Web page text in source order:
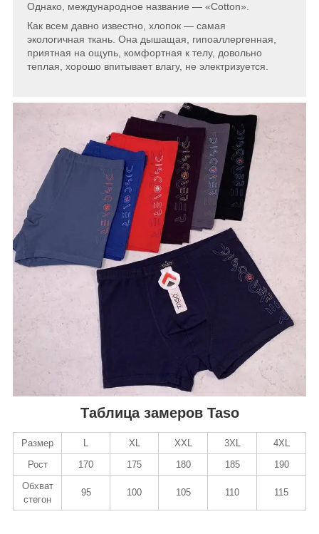
Однако, международное название — «Cotton».
Как всем давно известно, хлопок — самая
экологичная ткань. Она дышащая, гипоаллергенная,
приятная на ощупь, комфортная к телу, довольно
теплая, хорошо впитывает влагу, не электризуется.
Таблица замеров Taso
Размер XL XXL 3XL
4XL
Рост
170 175 180 185
190
Обхват
стегон
95 100 105 110 115